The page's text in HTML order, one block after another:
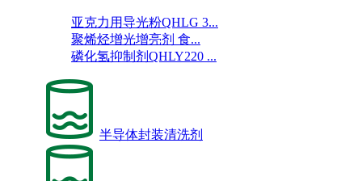
亚克力用导光粉QHLG 3...
聚烯烃增光增亮剂 食...
磷化氢抑制剂QHLY220 ...
半导体封装清洗剂